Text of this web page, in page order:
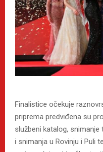
Finalistice očekuje
priprema predviđena su
službeni katalog,
i snimanja u Rovinju i Puli